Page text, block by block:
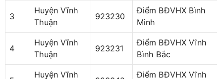
3
Huyện Vĩnh
Thuận
923230
Điểm BĐVHX Bình
Minh
4
Huyện Vĩnh
Thuận
923231
Điểm BĐVHX Vĩnh
Bình Bắc
Huyện Vĩnh
Điểm BĐVHX Vĩnh